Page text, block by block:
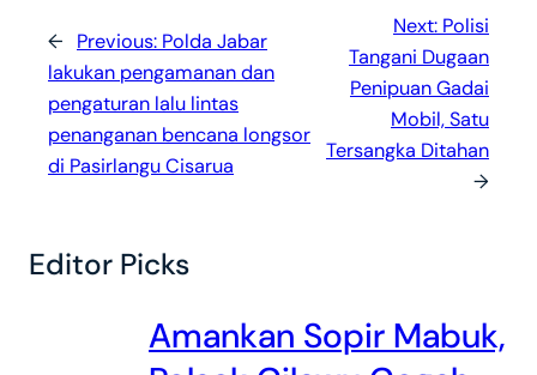
← Previous: Polda Jabar
lakukan pengamanan dan
pengaturan lalu lintas
penanganan bencana longsor
di Pasirlangu Cisarua
Next: Polisi
Tangani Dugaan
Penipuan Gadai
Mobil, Satu
Tersangka Ditahan
→
Editor Picks
Amankan Sopir Mabuk,